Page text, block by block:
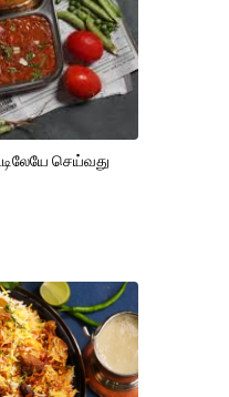
செய்வது